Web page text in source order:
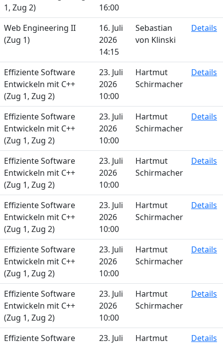
1, Zug 2)
16:00
Web Engineering II
(Zug 1)
16. Juli
2026
14:15
Sebastian
von Klinski
Details
Effiziente Software
Entwickeln mit C++
(Zug 1, Zug 2)
23. Juli
2026
10:00
Hartmut
Schirmacher
Details
Effiziente Software
Entwickeln mit C++
(Zug 1, Zug 2)
23. Juli
2026
10:00
Hartmut
Schirmacher
Details
Effiziente Software
Entwickeln mit C++
(Zug 1, Zug 2)
23. Juli
2026
10:00
Hartmut
Schirmacher
Details
Effiziente Software
Entwickeln mit C++
(Zug 1, Zug 2)
23. Juli
2026
10:00
Hartmut
Schirmacher
Details
Effiziente Software
Entwickeln mit C++
(Zug 1, Zug 2)
23. Juli
2026
10:00
Hartmut
Schirmacher
Details
Effiziente Software
Entwickeln mit C++
(Zug 1, Zug 2)
23. Juli
2026
10:00
Hartmut
Schirmacher
Details
Effiziente Software
23. Juli
Hartmut
Details